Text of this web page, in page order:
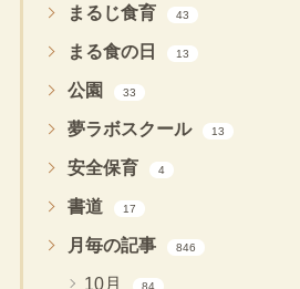
まるじ食育 43
まる食の日 13
公園 33
夢ラボスクール 13
安全保育 4
書道 17
月毎の記事 846
10月 84